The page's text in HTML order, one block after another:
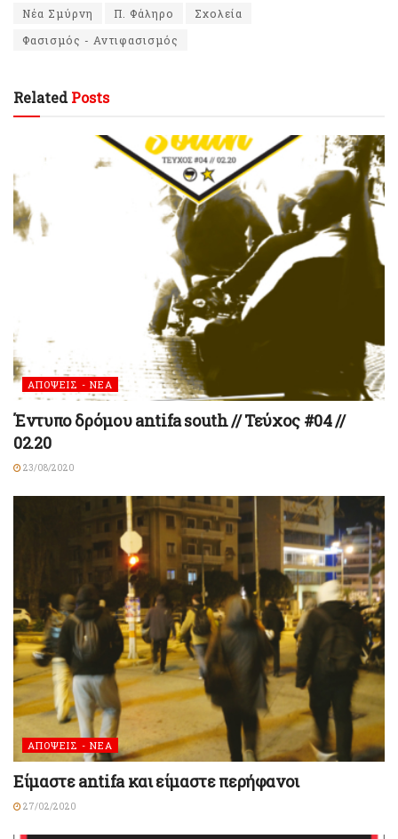
Νέα Σμύρνη
Π. Φάληρο
Σχολεία
Φασισμός - Αντιφασισμός
RelatedPosts
ΑΠΟΨΕΙΣ - ΝΕΑ
Έντυπο δρόμου antifa south // Τεύχος #04 //
02.20
23/08/2020
ΑΠΟΨΕΙΣ - ΝΕΑ
Είμαστε antifa και είμαστε περήφανοι
27/02/2020